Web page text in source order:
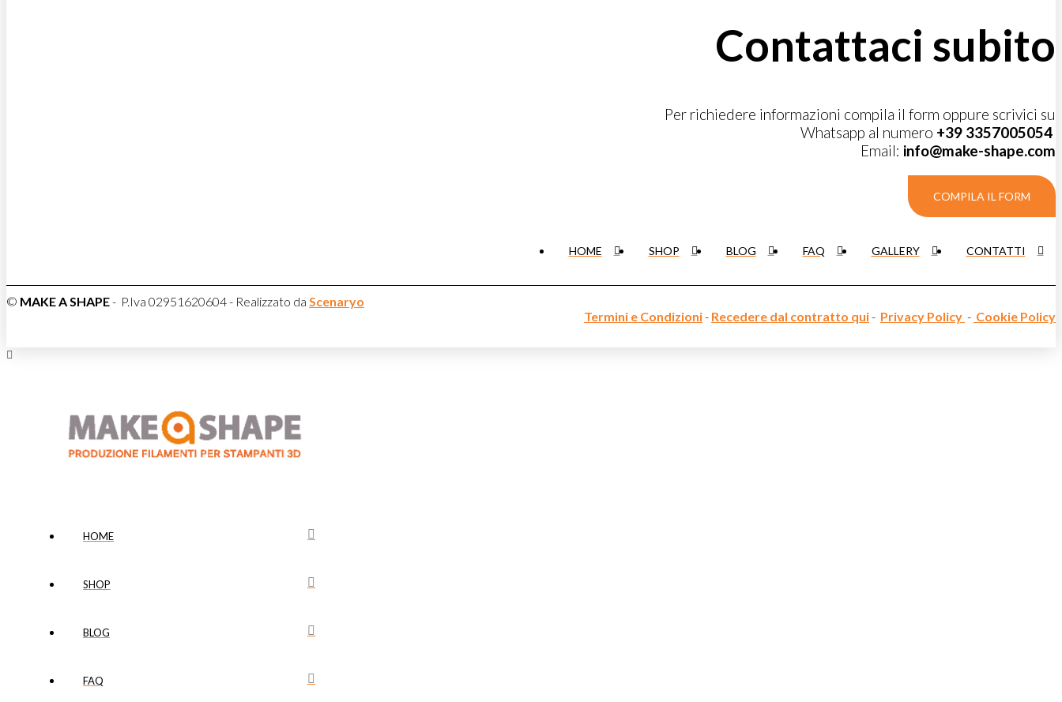
Contattaci subito
Per richiedere informazioni compila il form oppure scrivici su
Whatsapp al numero +39 3357005054
Email: info@make-shape.com
COMPILA IL FORM
HOME SHOP BLOG FAQ GALLERY CONTATTI
© MAKE A SHAPE- P.Iva 02951620604 - Realizzato da Scenaryo
Termini e Condizioni- Recedere dal contratto qui- Privacy Policy - Cookie Policy
HOME
SHOP
BLOG
FAQ